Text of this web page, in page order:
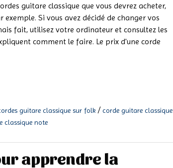
guitare classique que vous devrez acheter,
Si vous avez décidé de changer vos
fait, utilisez votre ordinateur et consultez les
comment le faire. Le prix d'une corde
guitare classique sur folk /corde guitare classique
classique note
apprendre la